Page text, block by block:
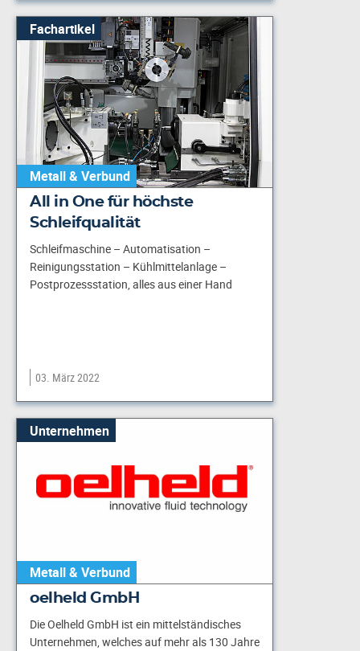
Fachartikel
Metall & Verbund
All in One für höchste
Schleifqualität
Schleifmaschine – Automatisation –
Reinigungsstation – Kühlmittelanlage –
Postprozessstation, alles aus einer Hand
03. März 2022
Unternehmen
Metall & Verbund
oelheld GmbH
Die Oelheld GmbH ist ein mittelständisches
Unternehmen, welches auf mehr als 130 Jahre